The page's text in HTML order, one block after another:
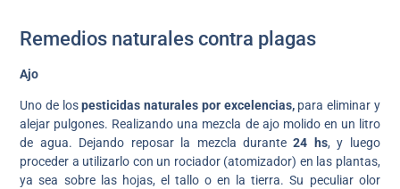
Remedios naturales contra plagas
Ajo
Uno de lospesticidas naturales por excelencias,para eliminar y
alejar pulgones. Realizando una mezcla de ajo molido en un litro
de agua. Dejando reposar la mezcla durante24 hs, y luego
proceder a utilizarlo con un rociador (atomizador) en las plantas,
ya sea sobre las hojas, el tallo o en la tierra. Su peculiar olor